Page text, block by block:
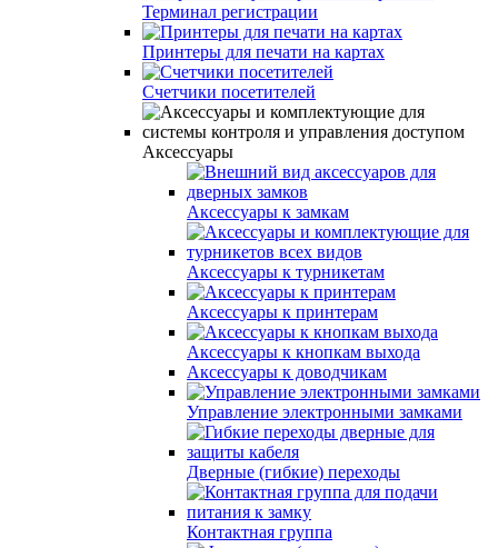
Терминал регистрации
Принтеры для печати на картах
Счетчики посетителей
Аксессуары
Аксессуары к замкам
Аксессуары к турникетам
Аксессуары к принтерам
Аксессуары к кнопкам выхода
Аксессуары к доводчикам
Управление электронными замками
Дверные (гибкие) переходы
Контактная группа